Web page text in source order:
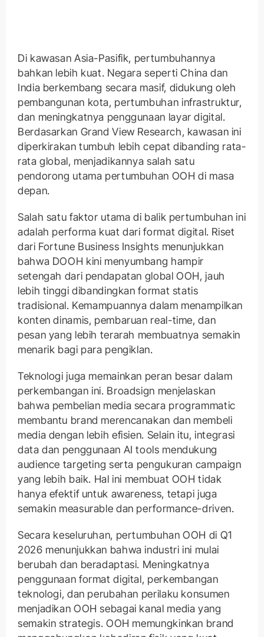
Di kawasan Asia-Pasifik, pertumbuhannya
bahkan lebih kuat. Negara seperti China dan
India berkembang secara masif, didukung oleh
pembangunan kota, pertumbuhan infrastruktur,
dan meningkatnya penggunaan layar digital.
Berdasarkan Grand View Research, kawasan ini
diperkirakan tumbuh lebih cepat dibanding rata-
rata global, menjadikannya salah satu
pendorong utama pertumbuhan OOH di masa
depan.
Salah satu faktor utama di balik pertumbuhan ini
adalah performa kuat dari format digital. Riset
dari Fortune Business Insights menunjukkan
bahwa DOOH kini menyumbang hampir
setengah dari pendapatan global OOH, jauh
lebih tinggi dibandingkan format statis
tradisional. Kemampuannya dalam menampilkan
konten dinamis, pembaruan real-time, dan
pesan yang lebih terarah membuatnya semakin
menarik bagi para pengiklan.
Teknologi juga memainkan peran besar dalam
perkembangan ini. Broadsign menjelaskan
bahwa pembelian media secara programmatic
membantu brand merencanakan dan membeli
media dengan lebih efisien. Selain itu, integrasi
data dan penggunaan AI tools mendukung
audience targeting serta pengukuran campaign
yang lebih baik. Hal ini membuat OOH tidak
hanya efektif untuk awareness, tetapi juga
semakin measurable dan performance-driven.
Secara keseluruhan, pertumbuhan OOH di Q1
2026 menunjukkan bahwa industri ini mulai
berubah dan beradaptasi. Meningkatnya
penggunaan format digital, perkembangan
teknologi, dan perubahan perilaku konsumen
menjadikan OOH sebagai kanal media yang
semakin strategis. OOH memungkinkan brand